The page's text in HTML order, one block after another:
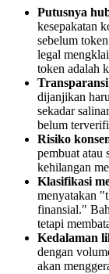
Putusnya
kesepakatan
sebelum
legal
token adalah
dijanjikan
sekadar
belum
Risiko
pembuat atau
kehilangan
Klasifikasi
menyatakan
finansial."
tetapi
Kedalaman
dengan
akan